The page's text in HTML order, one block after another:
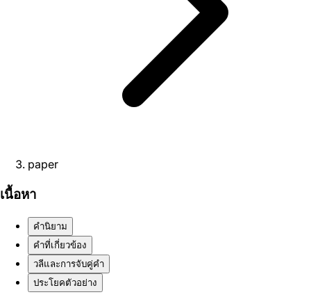
paper
เนื้อหา
คำนิยาม
คำที่เกี่ยวข้อง
วลีและการจับคู่คำ
ประโยคตัวอย่าง